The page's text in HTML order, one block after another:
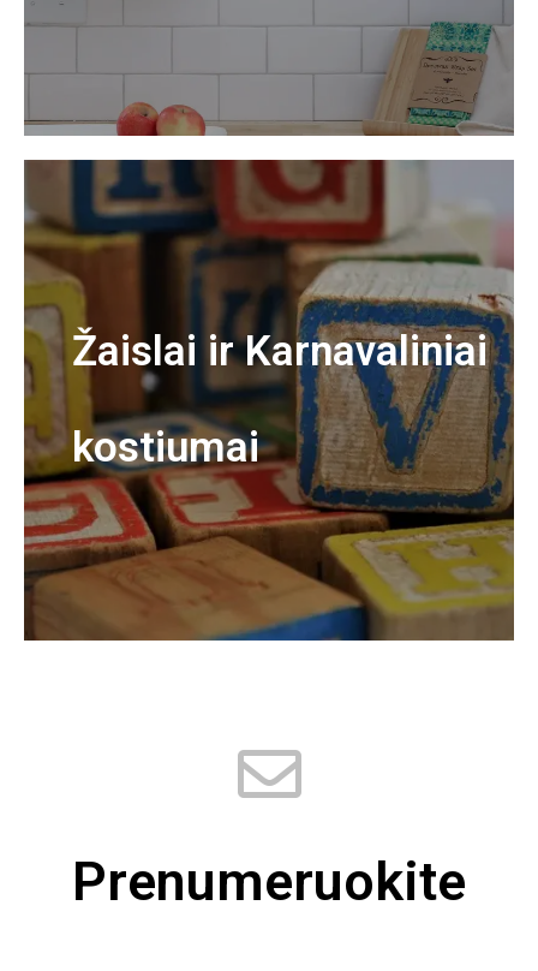
Žaislai ir Karnavaliniai
kostiumai
Prenumeruokite